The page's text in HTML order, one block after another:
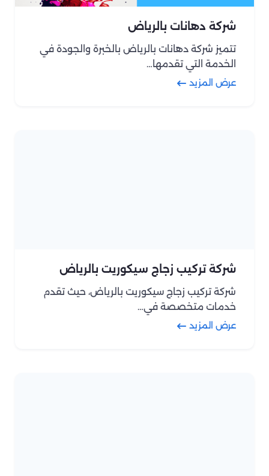
شركة دهانات بالرياض
تتميز شركة دهانات بالرياض بالخبرة والجودة في
الخدمة التي تقدمها…
عرض المزيد
شركة تركيب زجاج سيكوريت بالرياض
شركة تركيب زجاج سيكوريت بالرياض، حيث تقدم
خدمات متخصصة في…
عرض المزيد